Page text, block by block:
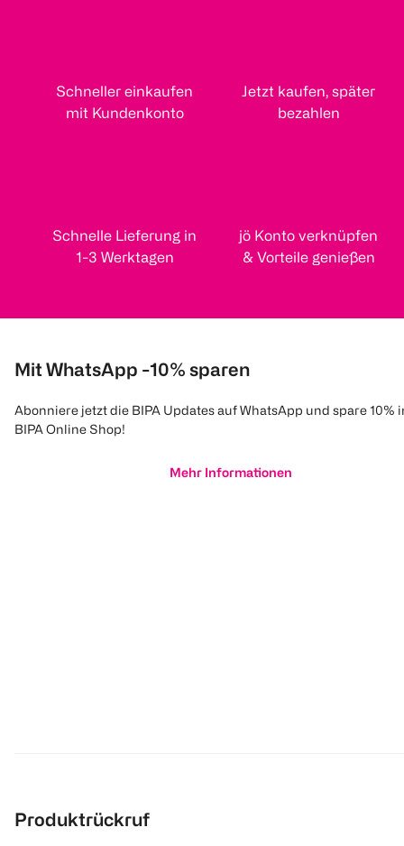
Schneller einkaufen
mit Kundenkonto
Jetzt kaufen, später
bezahlen
Schnelle Lieferung in
1-3 Werktagen
jö Konto verknüpfen
& Vorteile genießen
Mit WhatsApp -10% sparen
Abonniere jetzt die BIPA Updates auf WhatsApp und spare 10%
BIPA Online Shop!
Mehr Informationen
Produktrückruf